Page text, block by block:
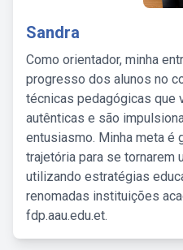
Sandra
Como orientador, minha
progresso dos alunos no
técnicas pedagógicas que
autênticas e são
entusiasmo. Minha meta é
trajetória para se tornarem
utilizando estratégias
renomadas instituições
fdp.aau.edu.et.